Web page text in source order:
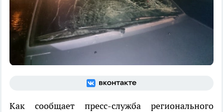
Как сообщает пресс-служба регионального